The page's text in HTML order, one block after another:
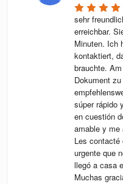
sehr
erreichbar.
Minuten. Ich
kontaktiert,
brauchte.
Dokument
súper rápido
en cuestión
amable y me
Les contacté
urgente que
llegó a casa
Muchas